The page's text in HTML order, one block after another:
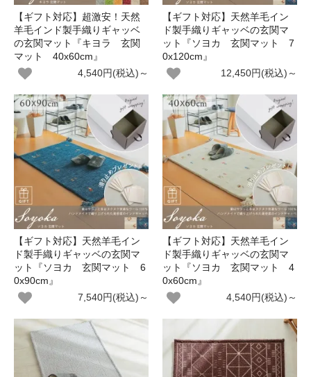
【ギフト対応】超激安！天然
羊毛インド製手織りギャッベ
の玄関マット『キヨラ 玄関
マット 40x60cm』
4,540円(税込)～
【ギフト対応】天然羊毛イン
ド製手織りギャッベの玄関マ
ット『ソヨカ 玄関マット 7
0x120cm』
12,450円(税込)～
【ギフト対応】天然羊毛イン
ド製手織りギャッベの玄関マ
ット『ソヨカ 玄関マット 6
0x90cm』
7,540円(税込)～
【ギフト対応】天然羊毛イン
ド製手織りギャッベの玄関マ
ット『ソヨカ 玄関マット 4
0x60cm』
4,540円(税込)～